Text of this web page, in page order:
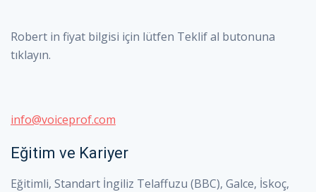
Robert in fiyat bilgisi için lütfen Teklif al butonuna
tıklayın.
info@voiceprof.com
Eğitim ve Kariyer
Eğitimli, Standart İngiliz Telaffuzu (BBC), Galce, İskoç,